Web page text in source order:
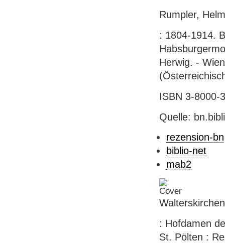
Rumpler,
: 1804-1914.
Herwig. -
ISBN 3-8000-
Quelle:
rezension-bn
biblio-net
mab2
: Hofdamen
St. Pölten :